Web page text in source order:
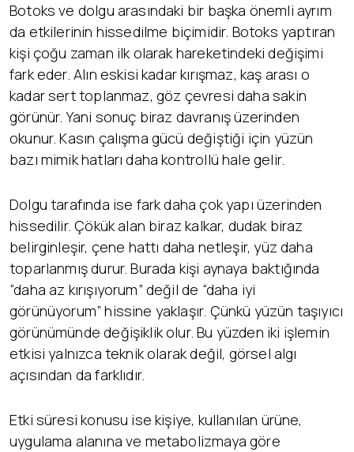
Botoks ve dolgu arasındaki bir başka önemli ayrım
da etkilerinin hissedilme biçimidir. Botoks yaptıran
kişi çoğu zaman ilk olarak hareketindeki değişimi
fark eder. Alın eskisi kadar kırışmaz, kaş arası o
kadar sert toplanmaz, göz çevresi daha sakin
görünür. Yani sonuç biraz davranış üzerinden
okunur. Kasın çalışma gücü değiştiği için yüzün
bazı mimik hatları daha kontrollü hale gelir.
Dolgu tarafında ise fark daha çok yapı üzerinden
hissedilir. Çökük alan biraz kalkar, dudak biraz
belirginleşir, çene hattı daha netleşir, yüz daha
toparlanmış durur. Burada kişi aynaya baktığında
“daha az kırışıyorum” değil de “daha iyi
görünüyorum” hissine yaklaşır. Çünkü yüzün taşıyıcı
görünümünde değişiklik olur. Bu yüzden iki işlemin
etkisi yalnızca teknik olarak değil, görsel algı
açısından da farklıdır.
Etki süresi konusu ise kişiye, kullanılan ürüne,
uygulama alanına ve metabolizmaya göre